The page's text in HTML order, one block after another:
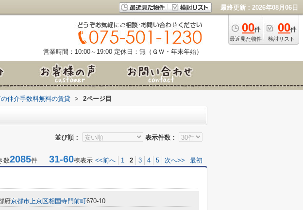
最終更新：2026年08月06日
00件
最近見た物件
00件
検討リスト
営業時間：10:00～19:00 定休日：無（ＧＷ・年末年始）
仲介手数料無料の賃貸 > 2ページ目
並び順： 表示件数：
数2085件 31-60棟表示 <<前へ 1 2 3 4 5 次へ>> 最初
府京都市上京区相国寺門前町670-10